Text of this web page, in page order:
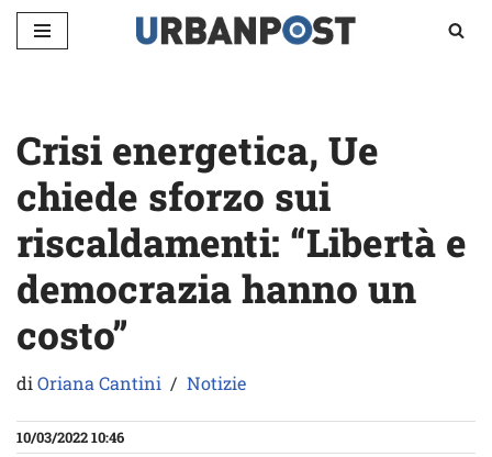
Crisi energetica, Ue
chiede sforzo sui
riscaldamenti: “Libertà e
democrazia hanno un
costo”
diOriana Cantini Notizie
10/03/2022 10:46